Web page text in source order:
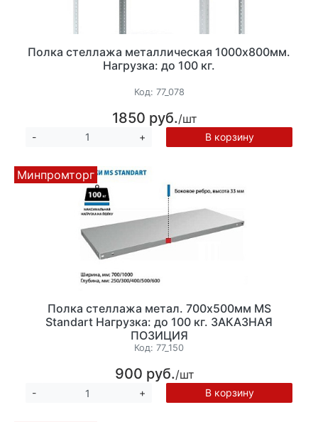
Полка стеллажа металлическая 1000х800мм.
Нагрузка: до 100 кг.
Код: 77_078
1850 руб./шт
- + В корзину
Минпромторг
Полка стеллажа метал. 700х500мм MS
Standart Нагрузка: до 100 кг. ЗАКАЗНАЯ
ПОЗИЦИЯ
Код: 77_150
900 руб./шт
- + В корзину